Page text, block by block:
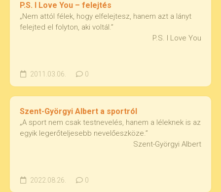
P.S. I Love You – felejtés
„Nem attól félek, hogy elfelejtesz, hanem azt a lányt
felejted el folyton, aki voltál.”
P.S. I Love You
2011.03.06. 0
Szent-Györgyi Albert a sportról
„A sport nem csak testnevelés, hanem a léleknek is az
egyik legerőteljesebb nevelőeszköze.”
Szent-Györgyi Albert
2022.08.26. 0